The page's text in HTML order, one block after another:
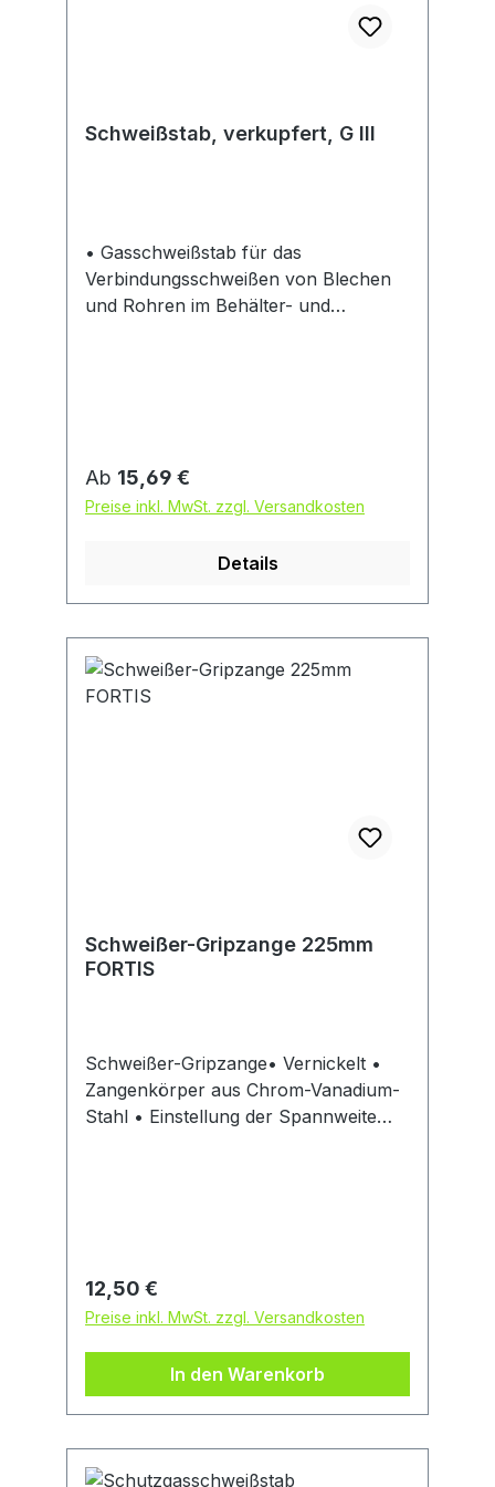
Schweißstab, verkupfert, G III
• Gasschweißstab für das
Verbindungsschweißen von Blechen
und Rohren im Behälter- und
1.6215; EN 12536: 0-III; Qualität G III
Regulärer Preis:
Ab 15,69 €
Preise inkl. MwSt. zzgl. Versandkosten
Details
Schweißer-Gripzange 225mm
FORTIS
Schweißer-Gripzange• Vernickelt •
Zangenkörper aus Chrom-Vanadium-
Stahl • Einstellung der Spannweite
ausreichend Arbeitsraum während
des SchweißvorgangsHersteller:
Einkaufsbüro Deutscher Eisenhändler
GmbH, EDE Platz 1, 42389 Wuppertal,
DE, +4920260960,
webkontakt@ede.de
Regulärer Preis:
12,50 €
Preise inkl. MwSt. zzgl. Versandkosten
In den Warenkorb